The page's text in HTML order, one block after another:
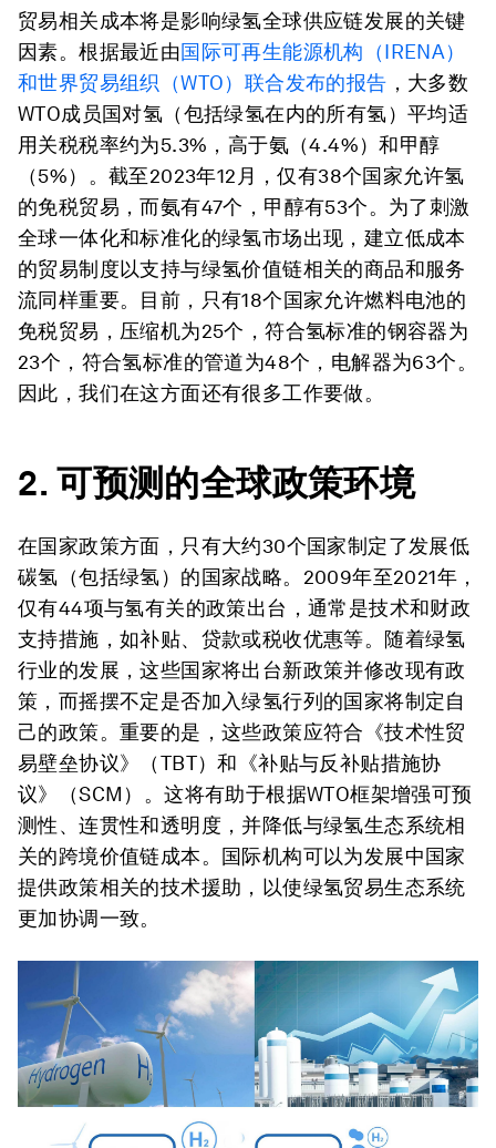
贸易相关成本将是影响绿氢全球供应链发展的关键
因素。根据最近由国际可再生能源机构（IRENA）
和世界贸易组织（WTO）联合发布的报告 ，大多数
WTO成员国对氢（包括绿氢在内的所有氢）平均适
用关税税率约为5.3%，高于氨（4.4%）和甲醇
（5%）。截至2023年12月，仅有38个国家允许氢
的免税贸易，而氨有47个，甲醇有53个。为了刺激
全球一体化和标准化的绿氢市场出现，建立低成本
的贸易制度以支持与绿氢价值链相关的商品和服务
流同样重要。目前，只有18个国家允许燃料电池的
免税贸易，压缩机为25个，符合氢标准的钢容器为
23个，符合氢标准的管道为48个，电解器为63个。
因此，我们在这方面还有很多工作要做。
2.可预测的全球政策环境
在国家政策方面，只有大约30个国家制定了发展低
碳氢（包括绿氢）的国家战略。2009年至2021年，
仅有44项与氢有关的政策出台，通常是技术和财政
支持措施，如补贴、贷款或税收优惠等。随着绿氢
行业的发展，这些国家将出台新政策并修改现有政
策，而摇摆不定是否加入绿氢行列的国家将制定自
己的政策。重要的是，这些政策应符合《技术性贸
易壁垒协议》（TBT）和《补贴与反补贴措施协
议》（SCM）。这将有助于根据WTO框架增强可预
测性、连贯性和透明度，并降低与绿氢生态系统相
关的跨境价值链成本。国际机构可以为发展中国家
提供政策相关的技术援助，以使绿氢贸易生态系统
更加协调一致。